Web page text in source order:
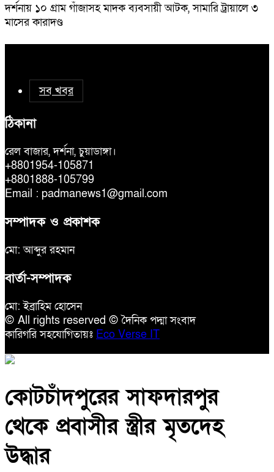
দর্শনায় ১০ গ্রাম গাঁজাসহ মাদক ব্যবসায়ী আটক, সামারি ট্রায়ালে ৩
মাসের কারাদণ্ড
সব খবর
ঠিকানা
রেল বাজার, দর্শনা, চুয়াডাঙ্গা।
+8801954-105871
+8801888-105799
Email : padmanews1@gmail.com
সম্পাদক ও প্রকাশক
মো: আব্দুর রহমান
বার্তা-সম্পাদক
মো: ইব্রাহিম হোসেন
© All rights reserved © দৈনিক পদ্মা সংবাদ
কারিগরি সহযোগিতায়ঃ Eco Verse IT
কোটচাঁদপুরের সাফদারপুর
থেকে প্রবাসীর স্ত্রীর মৃতদেহ
উদ্ধার